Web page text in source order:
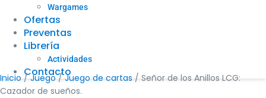
Wargames
Ofertas
Preventas
Librería
Actividades
Contacto
Inicio /Juego/Juego de cartas / Señor de los Anillos LCG:
Cazador de sueños.